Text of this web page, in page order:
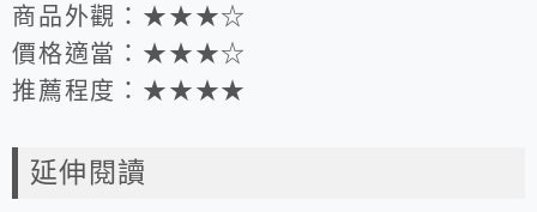
商品外觀：★★★☆
價格適當：★★★☆
推薦程度：★★★★
延伸閱讀